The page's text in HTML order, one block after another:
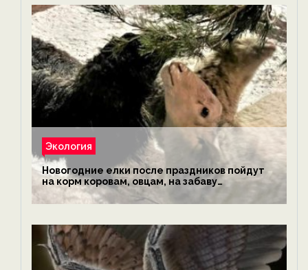
Экология
Новогодние елки после праздников пойдут
на корм коровам, овцам, на забаву
обезьянам, львам и леопардам — новости
экологии на ECOportal